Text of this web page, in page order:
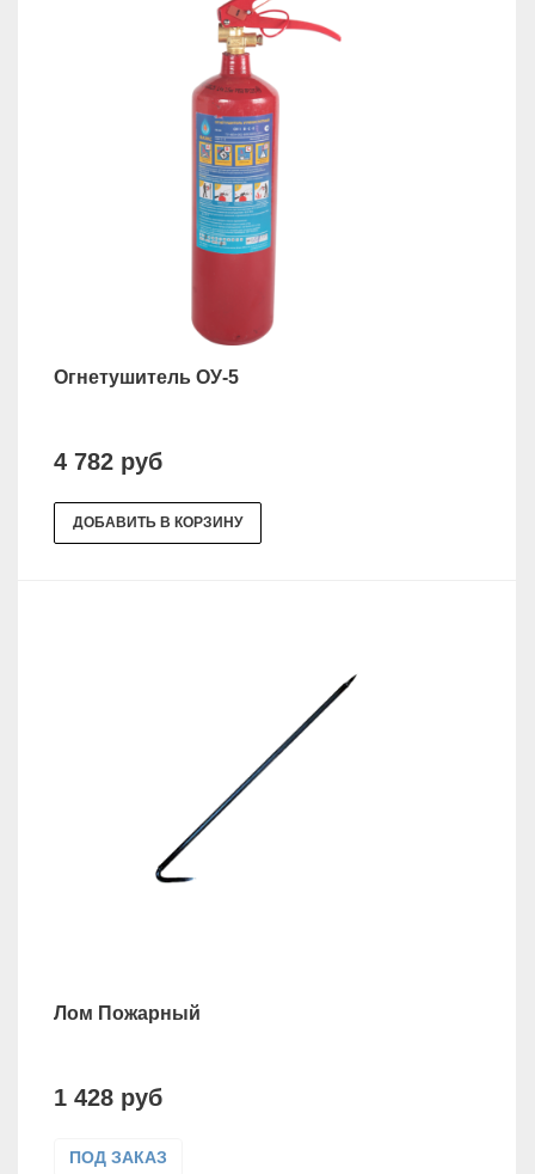
Огнетушитель ОУ-5
4 782 руб
ДОБАВИТЬ В КОРЗИНУ
Лом Пожарный
1 428 руб
ПОД ЗАКАЗ